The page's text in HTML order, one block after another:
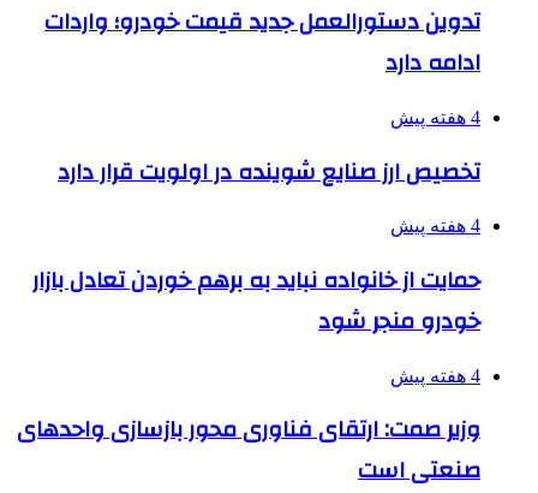
تدوین دستورالعمل جدید قیمت خودرو؛ واردات
ادامه دارد
4 هفته پیش
تخصیص ارز صنایع شوینده در اولویت قرار دارد
4 هفته پیش
حمایت از خانواده نباید به برهم خوردن تعادل بازار
خودرو منجر شود
4 هفته پیش
وزیر صمت: ارتقای فناوری محور بازسازی واحدهای
صنعتی است